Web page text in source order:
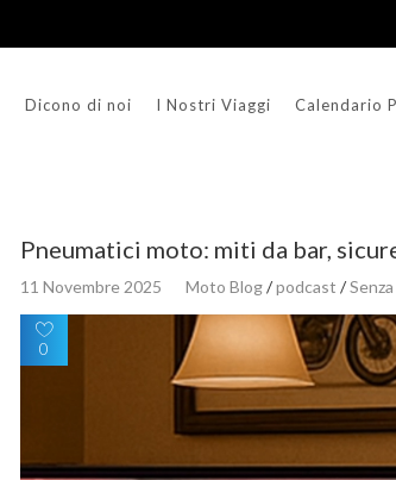
Dicono di noi I Nostri Viaggi Calendario
Pneumatici moto: miti da bar,
11 Novembre 2025 Moto Blog/podcast /
0